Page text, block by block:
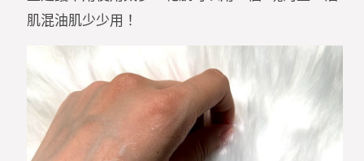
肌混油肌少少用！